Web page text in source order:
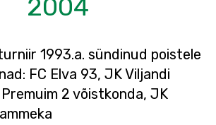
2004
1993.a. sündinud poistele
FC Elva 93, JK Viljandi
Premuim 2 võistkonda, JK